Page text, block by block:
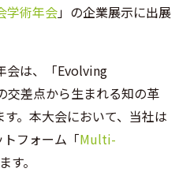
学術年会」の企業展示に出展
会は、「Evolving
差点から生まれる知の革
。本大会において、当社は
フォーム「Multi-
す。